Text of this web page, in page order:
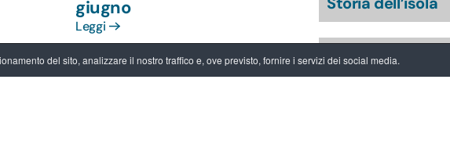
del sito, analizzare il nostro traffico e, ove previsto, fornire i servizi dei social media.
giugno
Leggi
09.05.2026 -15.07.2026
San Servolo oggi